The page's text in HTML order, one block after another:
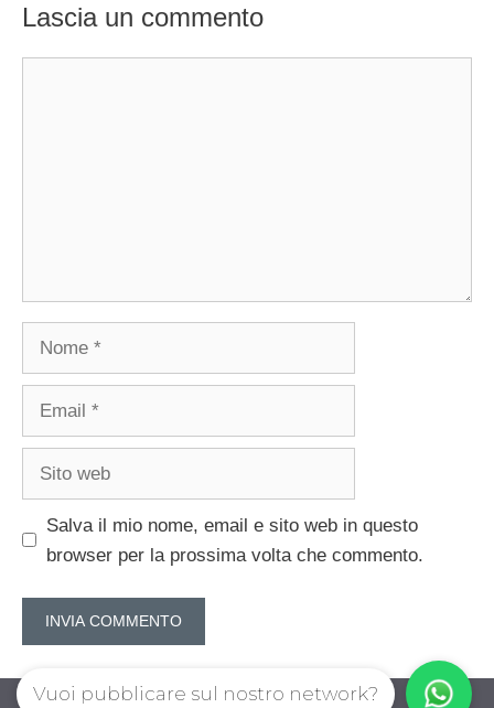
Lascia un commento
Salva il mio nome, email e sito web in questo
browser per la prossima volta che commento.
Vuoi pubblicare sul nostro network?